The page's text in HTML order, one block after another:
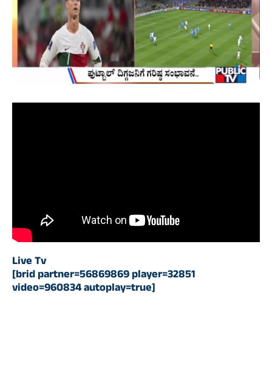
Live Tv
[brid partner=56869869 player=32851
video=960834 autoplay=true]